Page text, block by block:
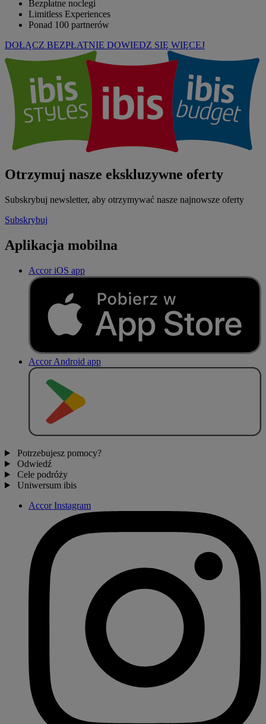
Bezpłatne noclegi
Limitless Experiences
Ponad 100 partnerów
DOŁĄCZ BEZPŁATNIE DOWIEDZ SIĘ WIĘCEJ
Otrzymuj nasze ekskluzywne oferty
Subskrybuj newsletter, aby otrzymywać nasze najnowsze oferty
Subskrybuj
Aplikacja mobilna
Accor iOS app
Accor Android app
Potrzebujesz pomocy?
Odwiedź
Cele podróży
Uniwersum ibis
Accor Instagram